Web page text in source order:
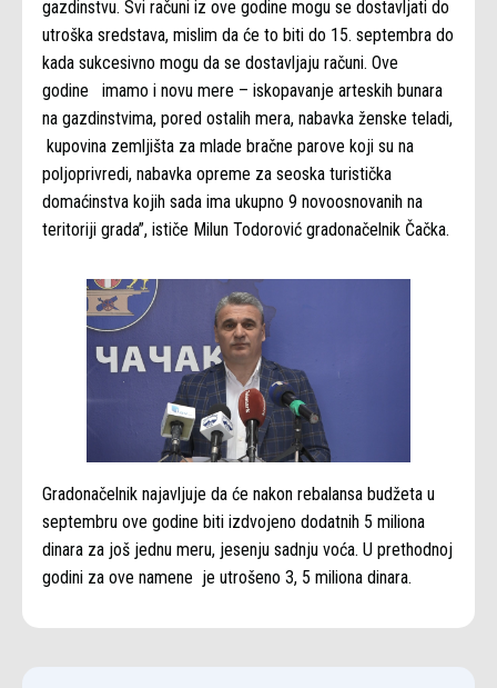
gazdinstvu. Svi računi iz ove godine mogu se dostavljati do
utroška sredstava, mislim da će to biti do 15. septembra do
kada sukcesivno mogu da se dostavljaju računi. Ove
godine imamo i novu mere – iskopavanje arteskih bunara
na gazdinstvima, pored ostalih mera, nabavka ženske teladi,
kupovina zemljišta za mlade bračne parove koji su na
poljoprivredi, nabavka opreme za seoska turistička
domaćinstva kojih sada ima ukupno 9 novoosnovanih na
teritoriji grada”, ističe Milun Todorović gradonačelnik Čačka.
Gradonačelnik najavljuje da će nakon rebalansa budžeta u
septembru ove godine biti izdvojeno dodatnih 5 miliona
dinara za još jednu meru, jesenju sadnju voća. U prethodnoj
godini za ove namene je utrošeno 3, 5 miliona dinara.